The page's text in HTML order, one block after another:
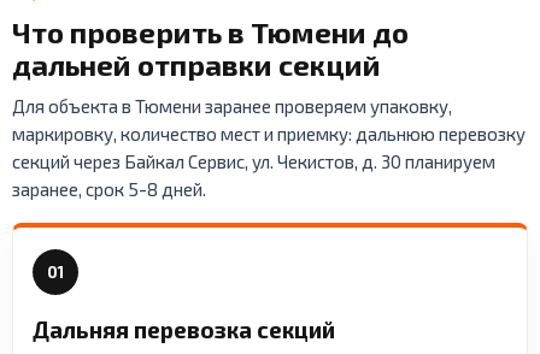
Что проверить в Тюмени до
дальней отправки секций
Для объекта в Тюмени заранее проверяем упаковку,
маркировку, количество мест и приемку: дальнюю перевозку
секций через Байкал Сервис, ул. Чекистов, д. 30 планируем
заранее, срок 5-8 дней.
01
Дальняя перевозка секций